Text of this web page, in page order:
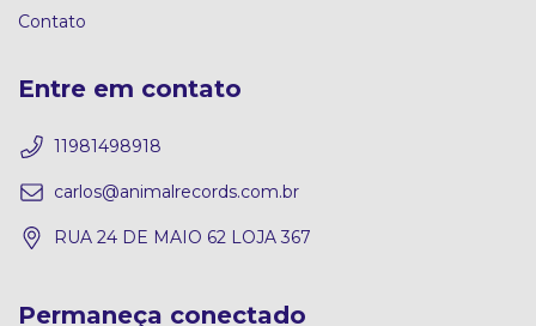
Contato
Entre em contato
11981498918
carlos@animalrecords.com.br
RUA 24 DE MAIO 62 LOJA 367
Permaneça conectado